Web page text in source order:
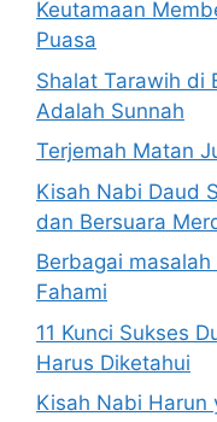
Keutamaan
Puasa
Shalat Tarawih di
Adalah Sunnah
Terjemah Matan
Kisah Nabi Daud
dan Bersuara
Berbagai
Fahami
11 Kunci Sukses
Harus Diketahui
Kisah Nabi Harun